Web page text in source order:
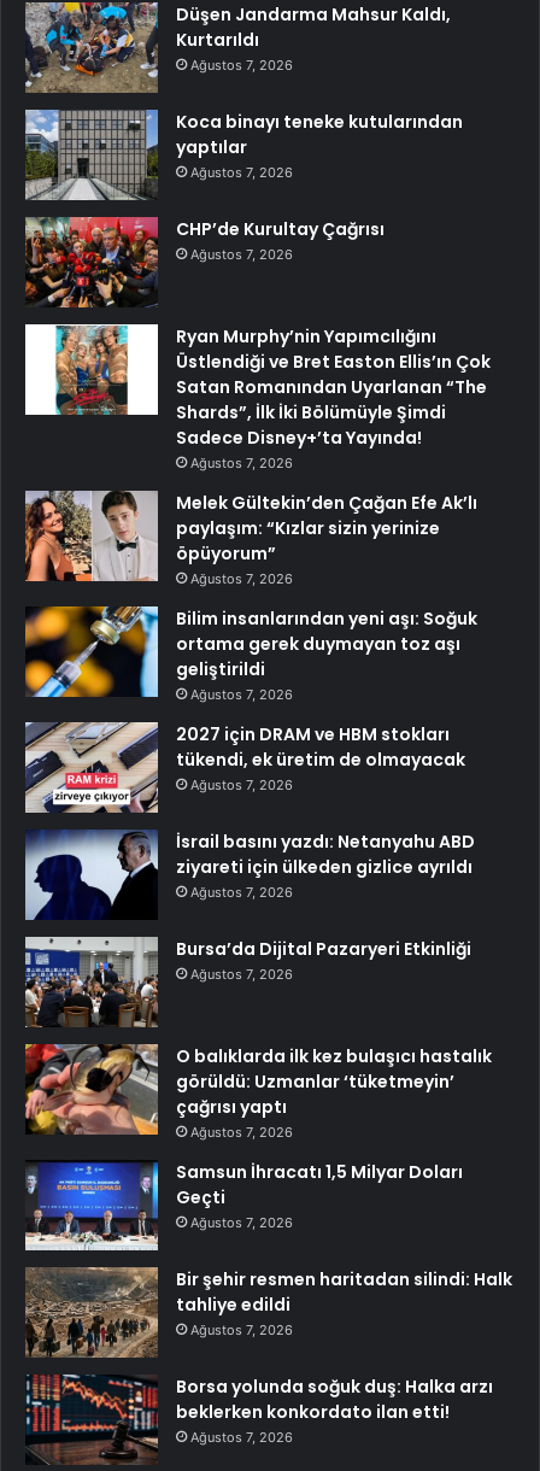
Düşen Jandarma Mahsur Kaldı,
Kurtarıldı
Ağustos 7, 2026
Koca binayı teneke kutularından
yaptılar
Ağustos 7, 2026
CHP’de Kurultay Çağrısı
Ağustos 7, 2026
Ryan Murphy’nin Yapımcılığını
Üstlendiği ve Bret Easton Ellis’ın Çok
Satan Romanından Uyarlanan “The
Shards”, İlk İki Bölümüyle Şimdi
Sadece Disney+’ta Yayında!
Ağustos 7, 2026
Melek Gültekin’den Çağan Efe Ak’lı
paylaşım: “Kızlar sizin yerinize
öpüyorum”
Ağustos 7, 2026
Bilim insanlarından yeni aşı: Soğuk
ortama gerek duymayan toz aşı
geliştirildi
Ağustos 7, 2026
2027 için DRAM ve HBM stokları
tükendi, ek üretim de olmayacak
Ağustos 7, 2026
İsrail basını yazdı: Netanyahu ABD
ziyareti için ülkeden gizlice ayrıldı
Ağustos 7, 2026
Bursa’da Dijital Pazaryeri Etkinliği
Ağustos 7, 2026
O balıklarda ilk kez bulaşıcı hastalık
görüldü: Uzmanlar ‘tüketmeyin’
çağrısı yaptı
Ağustos 7, 2026
Samsun İhracatı 1,5 Milyar Doları
Geçti
Ağustos 7, 2026
Bir şehir resmen haritadan silindi: Halk
tahliye edildi
Ağustos 7, 2026
Borsa yolunda soğuk duş: Halka arzı
beklerken konkordato ilan etti!
Ağustos 7, 2026